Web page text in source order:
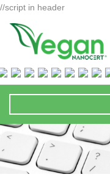
//script in header